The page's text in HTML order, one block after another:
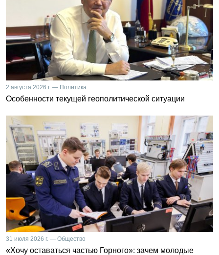
2 августа 2026 г. — Политика
Особенности текущей геополитической ситуации
31 июля 2026 г. — Общество
«Хочу оставаться частью Горного»: зачем молодые